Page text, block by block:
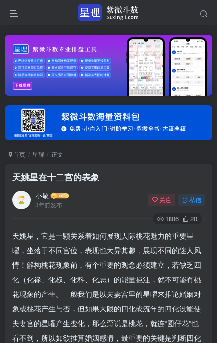
首页 星耀 正文
天姚星在十二宫的表象
小敬
3年前发布
关注 私信
1806 20
天姚星，它是一颗关系着如何展现人际桃花魅力的重要星
曜，坐落于不同宫位，表现也大异其趣，展现不同的迷人风
情！解构桃花现象前，有个重要的观念必须建立，若缺乏四
化（化禄、化权、化科、化忌）的能量挹注，就不可能有桃
花现象的产生。一般我们是以夫妻宫里的星曜来推论婚姻对
象或桃花产生与否，但如果大限的四化或流年的四化没能使
夫妻宫的星曜产生变化，那么甭说是桃花，就连“圆仔花”也
看不到，所以如欲推算婚姻感情，最重要的关键是判断四化